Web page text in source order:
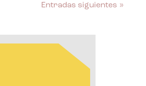
Entradas siguientes »